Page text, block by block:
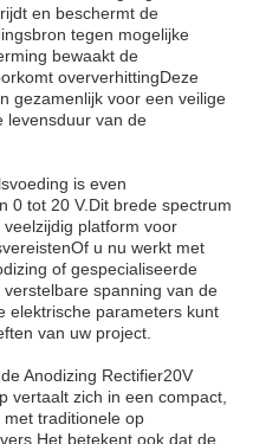
en beschermt de
tegen mogelijke
bewaakt de
oververhittingDeze
gezamenlijk voor een veilige
levensduur van de
is even
0 tot 20 V.Dit brede spectrum
platform voor
u nu werkt met
of gespecialiseerde
spanning van de
elektrische parameters kunt
van uw project.
Anodizing Rectifier20V
vertaalt zich in een compact,
traditionele op
betekent ook dat de